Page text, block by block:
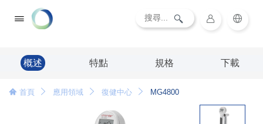
概述 特點 規格 下載
首頁 應用領域 復健中心 MG4800